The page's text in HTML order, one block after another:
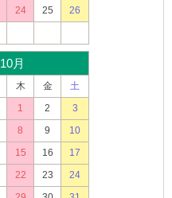
24 25
26
月
木 金
土
1
2
3
8 9
10
15 16
17
22 23
24